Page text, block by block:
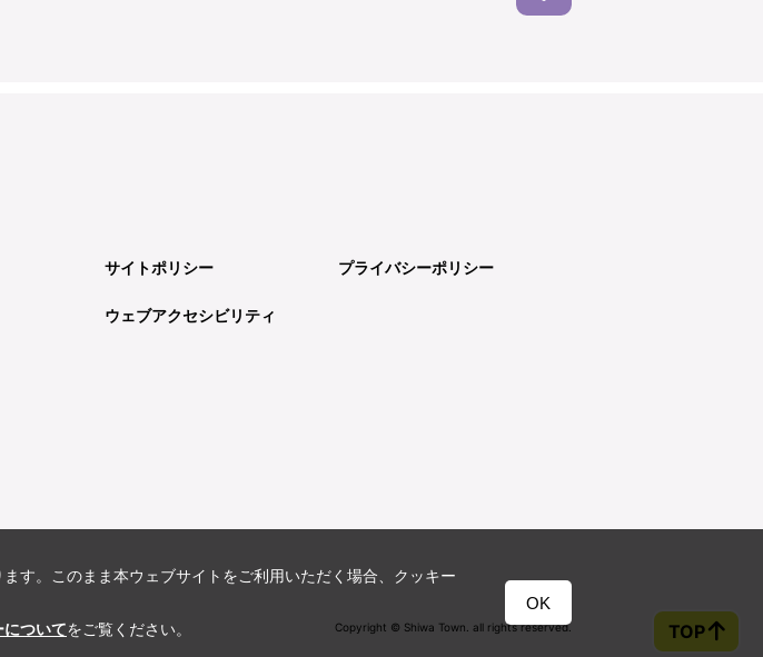
サイトポリシー プライバシーポリシー
ウェブアクセシビリティ
Copyright © Shiwa Town. all rights reserved. TOP
す。このまま本ウェブサイトをご利用いただく場合、クッキー
についてをご覧ください。
OK